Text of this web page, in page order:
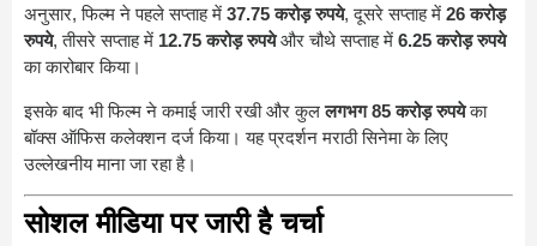
अनुसार, फिल्म ने पहले सप्ताह में 37.75 करोड़ रुपये, दूसरे सप्ताह में 26 करोड़
रुपये, तीसरे सप्ताह में 12.75 करोड़ रुपयेऔर चौथे सप्ताह में 6.25 करोड़ रुपये
का कारोबार किया।
इसके बाद भी फिल्म ने कमाई जारी रखी और कुललगभग 85 करोड़ रुपयेका
बॉक्स ऑफिस कलेक्शन दर्ज किया। यह प्रदर्शन मराठी सिनेमा के लिए
उल्लेखनीय माना जा रहा है।
सोशल मीडिया पर जारी है चर्चा